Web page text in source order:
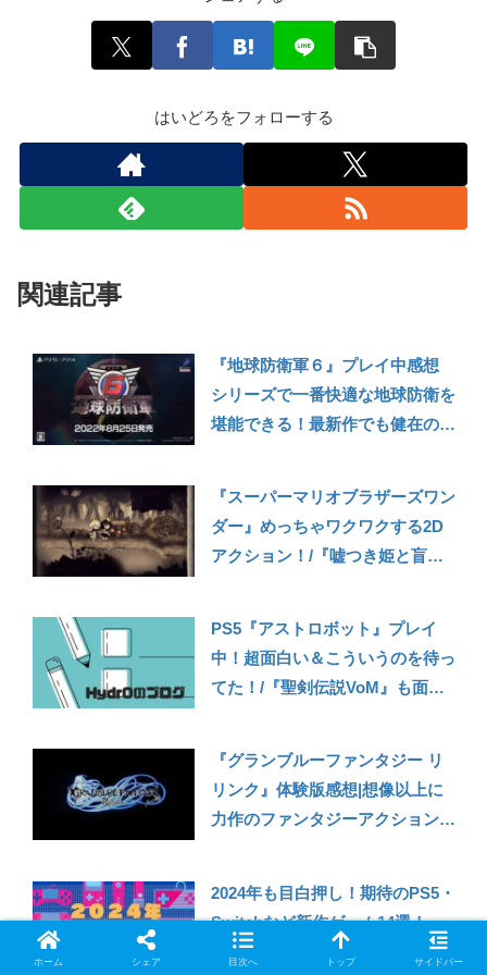
はいどろをフォローする
関連記事
『地球防衛軍６』プレイ中感想
シリーズで一番快適な地球防衛を
堪能できる！最新作でも健在の安
『スーパーマリオブラザーズワン
ダー』めっちゃワクワクする2D
アクション！/『嘘つき姫と盲目
PS5『アストロボット』プレイ
中！超面白い＆こういうのを待っ
てた！/『聖剣伝説VoM』も面白
『グランブルーファンタジー リ
リンク』体験版感想|想像以上に
力作のファンタジーアクション
【PS5/PS4/PC】
2024年も目白押し！期待のPS5・
Switchなど新作ゲーム14選！
ホーム シェア 目次へ トップ サイドバー